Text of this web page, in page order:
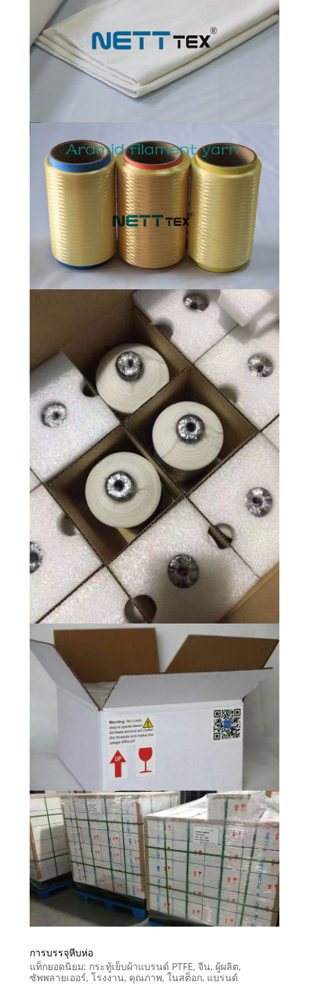
การบรรจุหีบห่อ
แท็กยอดนิยม: กระทู้เย็บผ้าแบรนด์ PTFE, จีน, ผู้ผลิต,
ซัพพลายเออร์, โรงงาน, คุณภาพ, ในสต็อก, แบรนด์